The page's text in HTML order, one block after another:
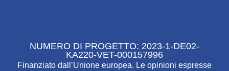
NUMERO DI PROGETTO: 2023-1-DE02-
KA220-VET-000157996
Finanziato dall’Unione europea. Le opinioni espresse